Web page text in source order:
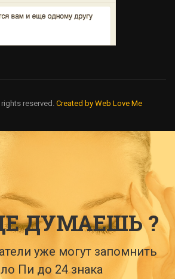
reserved. Created by Web Love Me
ДУМАЕШЬ ?
уже могут запомнить
Пи до 24 знака